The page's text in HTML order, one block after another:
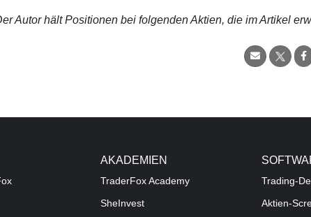
Autor hält Positionen bei folgenden Aktien, die im Artikel
AKADEMIEN
TraderFox Academy
SheInvest
Trading-
Aktien-